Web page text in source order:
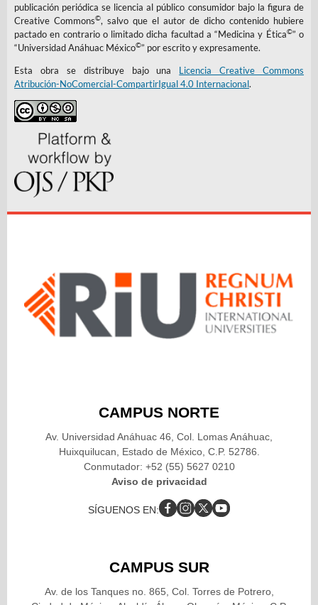
publicación periódica se licencia al público consumidor bajo la figura de
Creative Commons©, salvo que el autor de dicho contenido hubiere
pactado en contrario o limitado dicha facultad a “Medicina y Ética©” o
“Universidad Anáhuac México©” por escrito y expresamente.
Esta obra se distribuye bajo una Licencia Creative Commons
Atribución-NoComercial-CompartirIgual 4.0 Internacional.
CAMPUS NORTE
Av. Universidad Anáhuac 46, Col. Lomas Anáhuac,
Huixquilucan, Estado de México, C.P. 52786.
Conmutador: +52 (55) 5627 0210
Aviso de privacidad
SÍGUENOS EN:
CAMPUS SUR
Av. de los Tanques no. 865, Col. Torres de Potrero,